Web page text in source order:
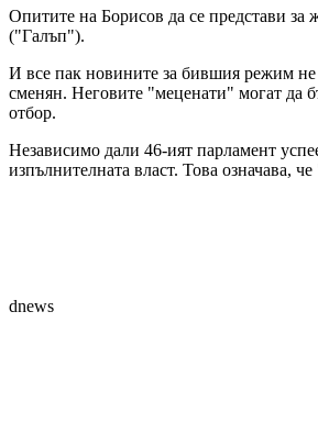
Опитите на Борисов да се представи за
("Галъп").
И все пак новините за бившия режим
сменян. Неговите "меценати" могат да
отбор.
Независимо дали 46-ият парламент
изпълнителната власт. Това означава,
dnews